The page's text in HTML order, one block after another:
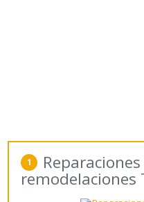
1
remodelaciones